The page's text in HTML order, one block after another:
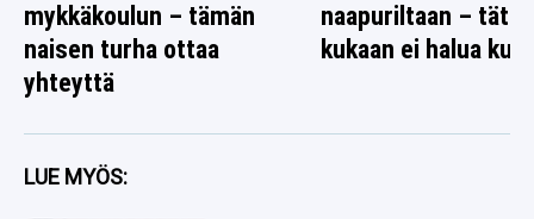
mykkäkoulun – tämän
naisen turha ottaa
yhteyttä
naapuriltaan – tätä
kukaan ei halua
LUE MYÖS: